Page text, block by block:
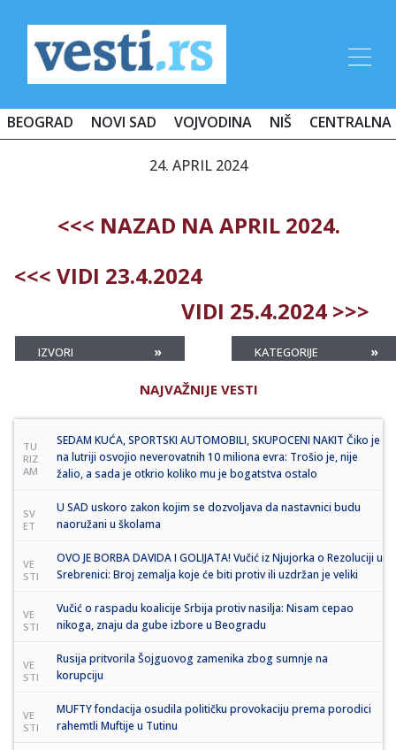
BEOGRAD NOVI SAD VOJVODINA NIŠ CENTRALNA
24. APRIL 2024
<<< NAZAD NA APRIL 2024.
<<< VIDI 23.4.2024
VIDI 25.4.2024 >>>
IZVORI » KATEGORIJE »
NAJVAŽNIJE VESTI
TU
RIZ
AM
SEDAM KUĆA, SPORTSKI AUTOMOBILI, SKUPOCENI NAKIT Čiko je
na lutriji osvojio neverovatnih 10 miliona evra: Trošio je, nije
žalio, a sada je otkrio koliko mu je bogatstva ostalo
SV
ET
U SAD uskoro zakon kojim se dozvoljava da nastavnici budu
naoružani u školama
VE
STI
OVO JE BORBA DAVIDA I GOLIJATA! Vučić iz Njujorka o Rezoluciji u
Srebrenici: Broj zemalja koje će biti protiv ili uzdržan je veliki
VE
STI
Vučić o raspadu koalicije Srbija protiv nasilja: Nisam cepao
nikoga, znaju da gube izbore u Beogradu
VE
STI
Rusija pritvorila Šojguovog zamenika zbog sumnje na
korupciju
VE
STI
MUFTY fondacija osudila političku provokaciju prema porodici
rahemtli Muftije u Tutinu